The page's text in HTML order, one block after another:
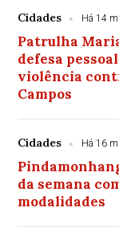
Cidades Há 14
Patrulha
defesa
violência
Campos
Cidades Há 16
da semana
modalidades